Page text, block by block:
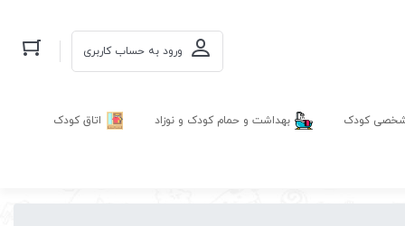
ورود به حساب کاربری
شخصی کودک بهداشت و حمام کودک و نوزاد اتاق کودک